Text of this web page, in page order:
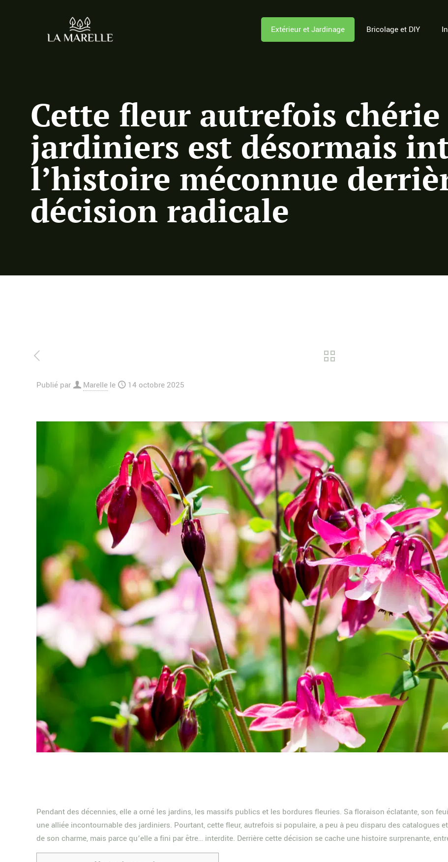
Extérieur et Jardinage Bricolage et DIY
Cette fleur autrefois chérie
jardiniers est désormais
l’histoire méconnue
décision radicale
Publié par Marelle le 14 octobre 2025
Pendant des décennies, elle a orné les jardins, les massifs publics et les bordures fleuries. Sa floraison éclatante, son
une alliée incontournable des jardiniers. Pourtant, cette fleur, autrefois si populaire, a peu à peu disparu des catalogues
de son charme, mais parce qu’elle a fini par être… interdite. Derrière cette décision se cache une histoire surprenante,